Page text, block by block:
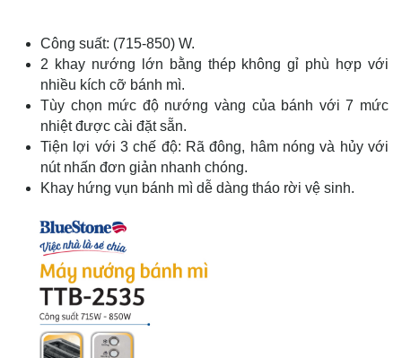
Công suất: (715-850) W.
2 khay nướng lớn bằng thép không gỉ phù hợp với
nhiều kích cỡ bánh mì.
Tùy chọn mức độ nướng vàng của bánh với 7 mức
nhiệt được cài đặt sẵn.
Tiện lợi với 3 chế độ: Rã đông, hâm nóng và hủy với
nút nhấn đơn giản nhanh chóng.
Khay hứng vụn bánh mì dễ dàng tháo rời vệ sinh.